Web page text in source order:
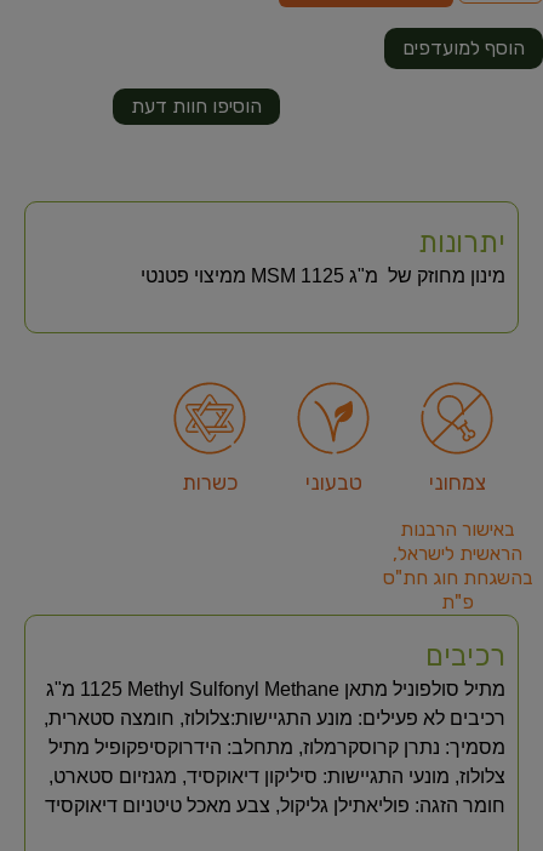
הוסיפו חוות דעת
הוסף למועדפים
יתרונות
מינון מחוזק של מ"ג 1125 MSM ממיצוי פטנטי
צמחוני טבעוני כשרות
באישור הרבנות
הראשית לישראל,
בהשגחת חוג חת"ס
פ"ת
רכיבים
מתיל סולפוניל מתאן Methyl Sulfonyl Methane‏ 1125 מ"ג
רכיבים לא פעילים: מונע התגיישות:צלולוז, חומצה סטארית,
מסמיך: נתרן קרוסקרמלוז, מתחלב: הידרוקסיפקופיל מתיל
צלולוז, מונעי התגיישות: סיליקון דיאוקסיד, מגנזיום סטארט,
חומר הזגה: פוליאתילן גליקול, צבע מאכל טיטניום דיאוקסיד